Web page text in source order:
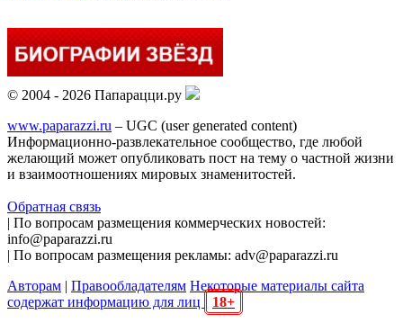
© 2004 - 2026 Папарацци.ру
www.paparazzi.ru – UGC (user generated content)
Информационно-развлекательное сообщество, где любой
желающий может опубликовать пост на тему о частной жизни
и взаимоотношениях мировых знаменитостей.
Обратная связь
| По вопросам размещения коммерческих новостей:
info@paparazzi.ru
| По вопросам размещения рекламы: adv@paparazzi.ru
Авторам | Правообладателям Некоторые материалы сайта
содержат информацию для лиц
18+